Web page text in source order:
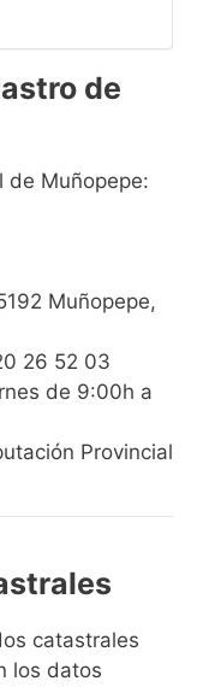
de
de Muñopepe:
Muñopepe,
26 52 03
de 9:00h a
Provincial
catastrales
los datos